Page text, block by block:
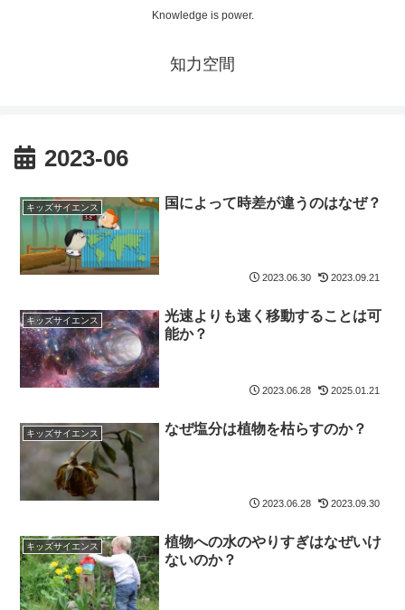
Knowledge is power.
知力空間
2023-06
キッズサイエンス 国によって時差が違うのはなぜ？
2023.06.30 2023.09.21
キッズサイエンス
光速よりも速く移動することは可
能か？
2023.06.28 2025.01.21
キッズサイエンス なぜ塩分は植物を枯らすのか？
2023.06.28 2023.09.30
キッズサイエンス
植物への水のやりすぎはなぜいけ
ないのか？